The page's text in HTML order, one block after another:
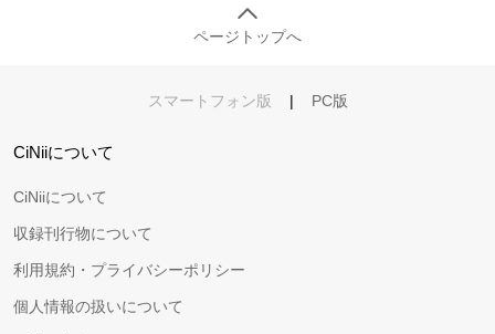
ページトップへ
スマートフォン版 | PC版
CiNiiについて
CiNiiについて
収録刊行物について
利用規約・プライバシーポリシー
個人情報の扱いについて